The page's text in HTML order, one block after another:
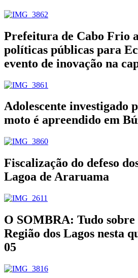
Prefeitura de Cabo Frio
políticas públicas para
evento de inovação na
Adolescente investigado
moto é apreendido em
Fiscalização do defeso
Lagoa de Araruama
O SOMBRA: Tudo
Região dos Lagos nesta
05